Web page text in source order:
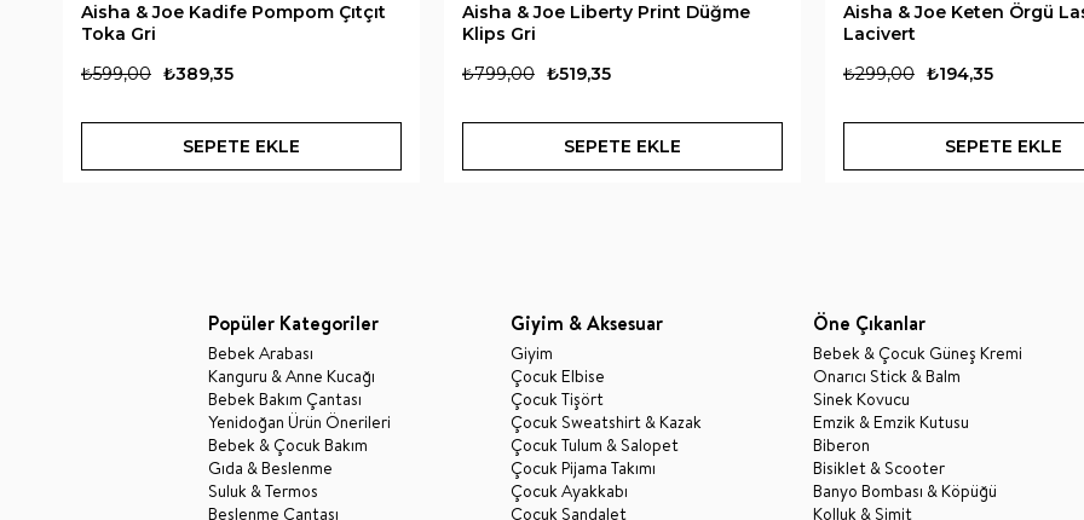
Aisha & Joe Kadife Pompom Çıtçıt
Toka Gri
₺389,35
₺599,00
SEPETE EKLE
Aisha & Joe Liberty Print Düğme
Klips Gri
₺519,35
₺799,00
SEPETE EKLE
Aisha & Joe Keten Örgü
Lacivert
₺194,35
₺299,00
SEPETE EKLE
Popüler Kategoriler
Bebek Arabası
Kanguru & Anne Kucağı
Bebek Bakım Çantası
Yenidoğan Ürün Önerileri
Bebek & Çocuk Bakım
Gıda & Beslenme
Suluk & Termos
Beslenme Çantası
Giyim & Aksesuar
Giyim
Çocuk Elbise
Çocuk Tişört
Çocuk Sweatshirt & Kazak
Çocuk Tulum & Salopet
Çocuk Pijama Takımı
Çocuk Ayakkabı
Çocuk Sandalet
Öne Çıkanlar
Bebek & Çocuk Güneş Kremi
Onarıcı Stick & Balm
Sinek Kovucu
Emzik & Emzik Kutusu
Biberon
Bisiklet & Scooter
Banyo Bombası & Köpüğü
Kolluk & Simit